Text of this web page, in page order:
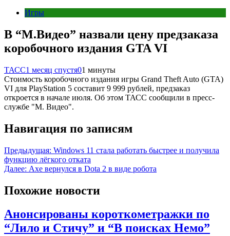
Игры
В “М.Видео” назвали цену предзаказа
коробочного издания GTA VI
ТАСС1 месяц спустя01 минуты
Стоимость коробочного издания игры Grand Theft Auto (GTA)
VI для PlayStation 5 составит 9 999 рублей, предзаказ
откроется в начале июля. Об этом ТАСС сообщили в пресс-
службе "М. Видео".
Навигация по записям
Предыдущая: Windows 11 стала работать быстрее и получила
функцию лёгкого отката
Далее: Axe вернулся в Dota 2 в виде робота
Похожие новости
Анонсированы короткометражки по
“Лило и Стичу” и “В поисках Немо”